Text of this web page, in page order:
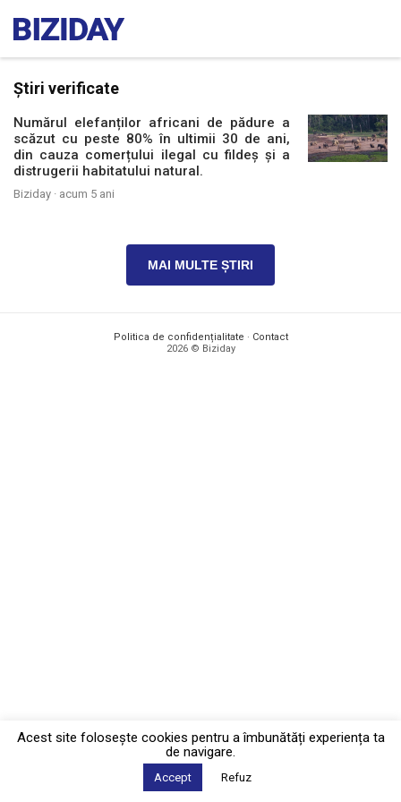
Știri verificate
Numărul elefanților africani de pădure a
scăzut cu peste 80% în ultimii 30 de ani,
din cauza comerțului ilegal cu fildeș și a
distrugerii habitatului natural.
Biziday · acum 5 ani
MAI MULTE ȘTIRI
Politica de confidențialitate · Contact
2026 © Biziday
Acest site foloseşte cookies pentru a îmbunătăți experiența ta
de navigare.
Accept Refuz